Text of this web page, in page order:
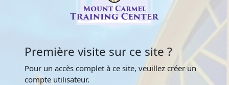
Première visite sur ce site ?
Pour un accès complet à ce site, veuillez créer un
compte utilisateur.